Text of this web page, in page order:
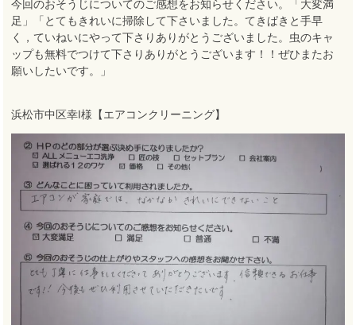
今回のおそうじについてのご感想をお知らせください。「大変満
足」「とてもきれいに掃除して下さいました。てきぱきと手早
く，ていねいにやって下さりありがとうございました。虫のキャ
ップも無料でつけて下さりありがとうございます！！ぜひまたお
願いしたいです。」
浜松市中区幸I様【エアコンクリーニング】